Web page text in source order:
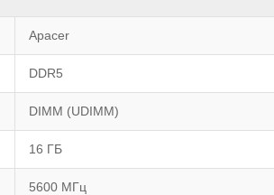
Apacer
DDR5
DIMM (UDIMM)
16 ГБ
5600 МГц